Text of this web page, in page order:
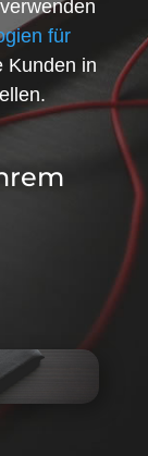
für
Kunden in